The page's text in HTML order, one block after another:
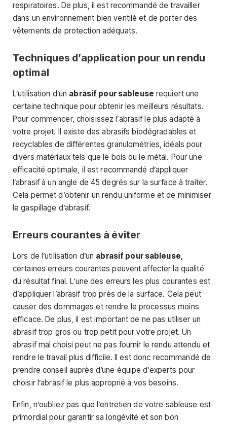
respiratoires. De plus, il est recommandé de travailler
dans un environnement bien ventilé et de porter des
vêtements de protection adéquats.
Techniques d’application pour un rendu
optimal
L’utilisation d’un abrasif pour sableuse requiert une
certaine technique pour obtenir les meilleurs résultats.
Pour commencer, choisissez l’abrasif le plus adapté à
votre projet. Il existe des abrasifs biodégradables et
recyclables de différentes granulométries, idéals pour
divers matériaux tels que le bois ou le métal. Pour une
efficacité optimale, il est recommandé d’appliquer
l’abrasif à un angle de 45 degrés sur la surface à traiter.
Cela permet d’obtenir un rendu uniforme et de minimiser
le gaspillage d’abrasif.
Erreurs courantes à éviter
Lors de l’utilisation d’un abrasif pour sableuse,
certaines erreurs courantes peuvent affecter la qualité
du résultat final. L’une des erreurs les plus courantes est
d’appliquer l’abrasif trop près de la surface. Cela peut
causer des dommages et rendre le processus moins
efficace. De plus, il est important de ne pas utiliser un
abrasif trop gros ou trop petit pour votre projet. Un
abrasif mal choisi peut ne pas fournir le rendu attendu et
rendre le travail plus difficile. Il est donc recommandé de
prendre conseil auprès d’une équipe d’experts pour
choisir l’abrasif le plus approprié à vos besoins.
Enfin, n’oubliez pas que l’entretien de votre sableuse est
primordial pour garantir sa longévité et son bon